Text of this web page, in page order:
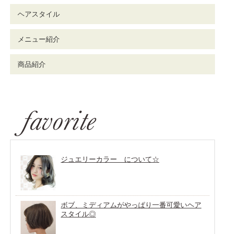
ヘアスタイル
メニュー紹介
商品紹介
ジュエリーカラー について☆
ボブ、ミディアムがやっぱり一番可愛いヘア
スタイル◎